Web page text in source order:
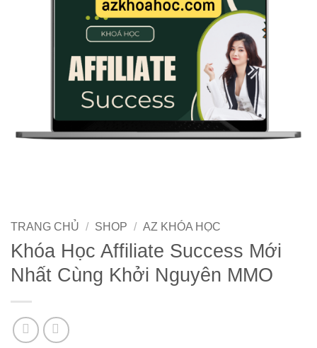
TRANG CHỦ / SHOP / AZ KHÓA HỌC
Khóa Học Affiliate Success Mới
Nhất Cùng Khởi Nguyên MMO